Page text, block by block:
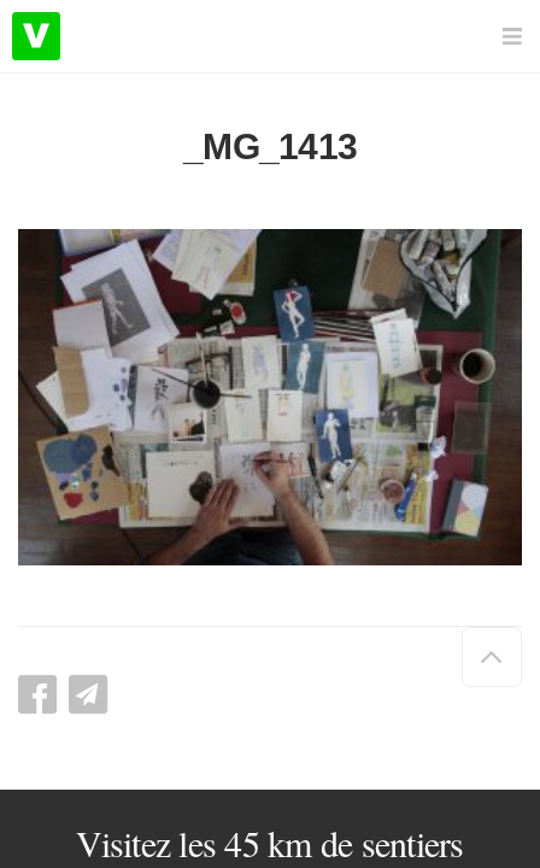
_MG_1413
de
Visitez les 45 km de sentiers